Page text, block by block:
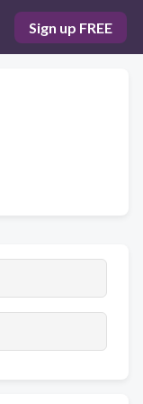
Sign up FREE